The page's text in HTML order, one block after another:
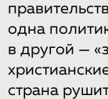
одна
в другой —
страна